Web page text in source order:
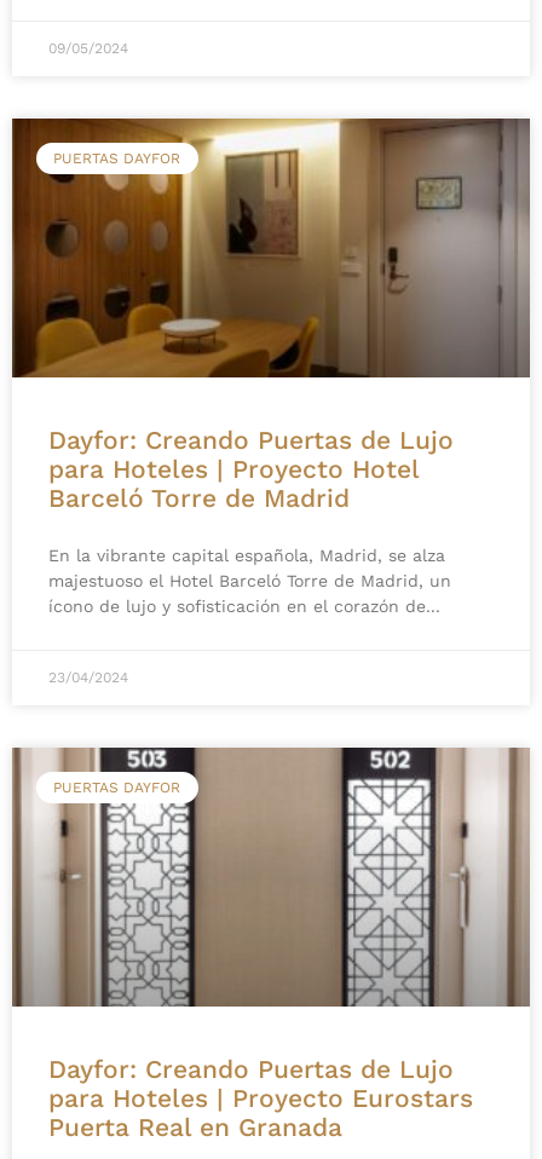
09/05/2024
PUERTAS DAYFOR
Dayfor: Creando Puertas de Lujo
para Hoteles | Proyecto Hotel
Barceló Torre de Madrid
En la vibrante capital española, Madrid, se alza
majestuoso el Hotel Barceló Torre de Madrid, un
ícono de lujo y sofisticación en el corazón de
23/04/2024
PUERTAS DAYFOR
Dayfor: Creando Puertas de Lujo
para Hoteles | Proyecto Eurostars
Puerta Real en Granada